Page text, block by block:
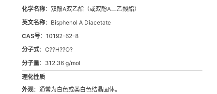
化学名称：双酚A双乙酯（或双酚A二乙酸酯）
英文名称：Bisphenol A Diacetate
CAS号：10192-62-8
分子式：C??H??O?
分子量：312.36 g/mol
理化性质
外观：通常为白色或类白色结晶固体。